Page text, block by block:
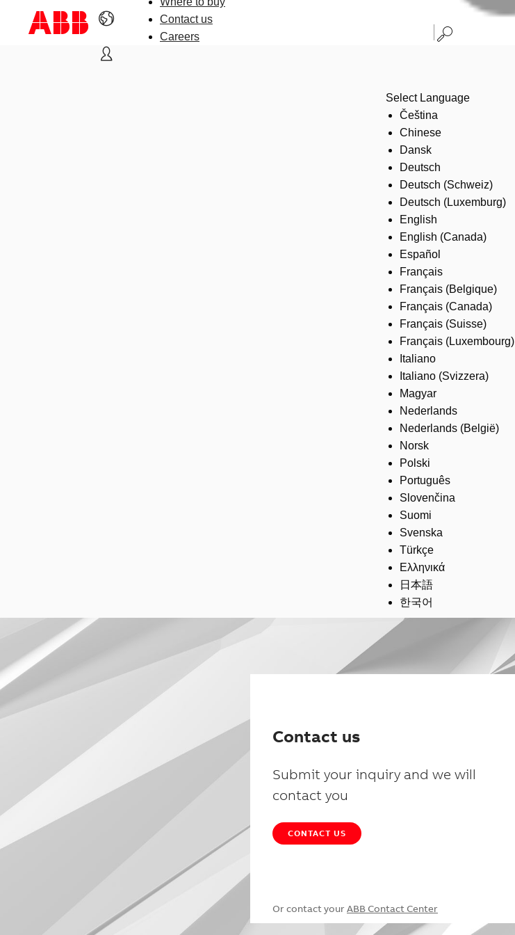
Contact us
Careers
Select Language
Čeština
Chinese
Dansk
Deutsch
Deutsch (Schweiz)
Deutsch (Luxemburg)
English
English (Canada)
Español
Français
Français (Belgique)
Français (Canada)
Français (Suisse)
Français (Luxembourg)
Italiano
Italiano (Svizzera)
Magyar
Nederlands
Nederlands (België)
Norsk
Polski
Português
Slovenčina
Suomi
Svenska
Türkçe
Ελληνικά
日本語
한국어
Contact us
Submit your inquiry and we will
contact you
CONTACT US
Or contact your ABB Contact Center